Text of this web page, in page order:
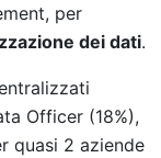
per
dei dati.
Officer (18%),
quasi 2 aziende